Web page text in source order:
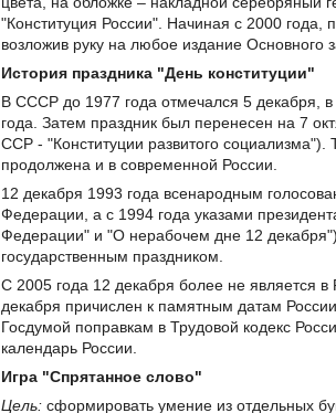
"Конституция России". Начиная с 2000 года,
возложив руку на любое издание Основного
История праздника "День конституции"
В СССР до 1977 года отмечался 5 декабря,
года. Затем праздник был перенесен на 7
ССР - "Конституции развитого
продолжена и в современной России.
12 декабря 1993 года всенародным
Федерации, а с 1994 года указами
Федерации" и "О нерабочем дне 12
государственным праздником.
С 2005 года 12 декабря более не является
декабря причислен к памятным датам
Госдумой поправкам в Трудовой кодекс
календарь России.
Игра "Спрятанное слово"
Цель: сформировать умение из отдельных